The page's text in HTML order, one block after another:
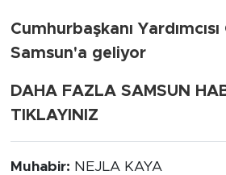
Cumhurbaşkanı
Samsun'a geliyor
DAHA FAZLA SAMSUN
TIKLAYINIZ
Muhabir: NEJLA KAYA